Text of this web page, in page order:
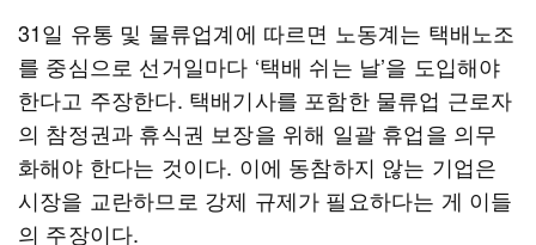
31일 유통 및 물류업계에 따르면 노동계는 택배노조
를 중심으로 선거일마다 ‘택배 쉬는 날’을 도입해야
한다고 주장한다. 택배기사를 포함한 물류업 근로자
의 참정권과 휴식권 보장을 위해 일괄 휴업을 의무
화해야 한다는 것이다. 이에 동참하지 않는 기업은
시장을 교란하므로 강제 규제가 필요하다는 게 이들
의 주장이다.